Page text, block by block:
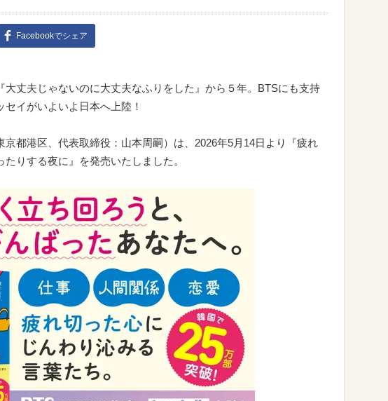
Facebookでシェア
大丈夫じゃないのに大丈夫なふりをした』から５年。BTSにも支持
イがいよいよ日本へ上陸！
京都港区、代表取締役：山本周嗣）は、2026年5月14日より『疲れ
りする夜に』を発売いたしました。